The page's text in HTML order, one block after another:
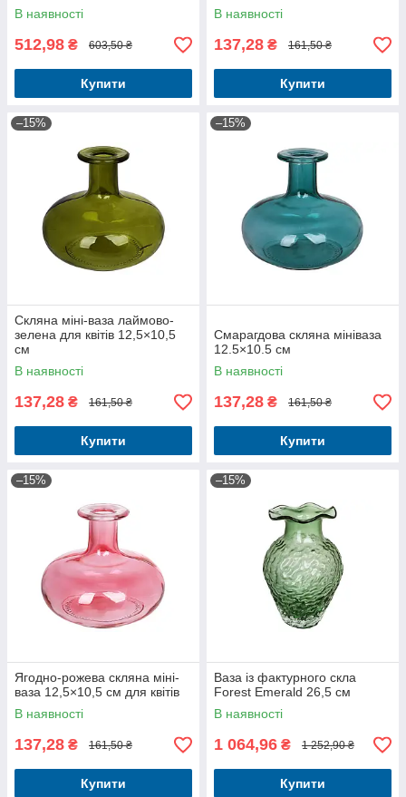
В наявності
512,98 ₴ 603,50 ₴
Купити
В наявності
137,28 ₴ 161,50 ₴
Купити
–15%
Скляна міні-ваза лаймово-
зелена для квітів 12,5×10,5
см
В наявності
137,28 ₴ 161,50 ₴
Купити
–15%
Смарагдова скляна мініваза
12.5×10.5 см
В наявності
137,28 ₴ 161,50 ₴
Купити
–15%
Ягодно-рожева скляна міні-
ваза 12,5×10,5 см для квітів
В наявності
137,28 ₴ 161,50 ₴
Купити
–15%
Ваза із фактурного скла
Forest Emerald 26,5 см
В наявності
1 064,96 ₴ 1 252,90 ₴
Купити